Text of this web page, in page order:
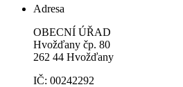
Adresa
OBECNÍ ÚŘAD
Hvožďany čp. 80
262 44 Hvožďany
IČ: 00242292